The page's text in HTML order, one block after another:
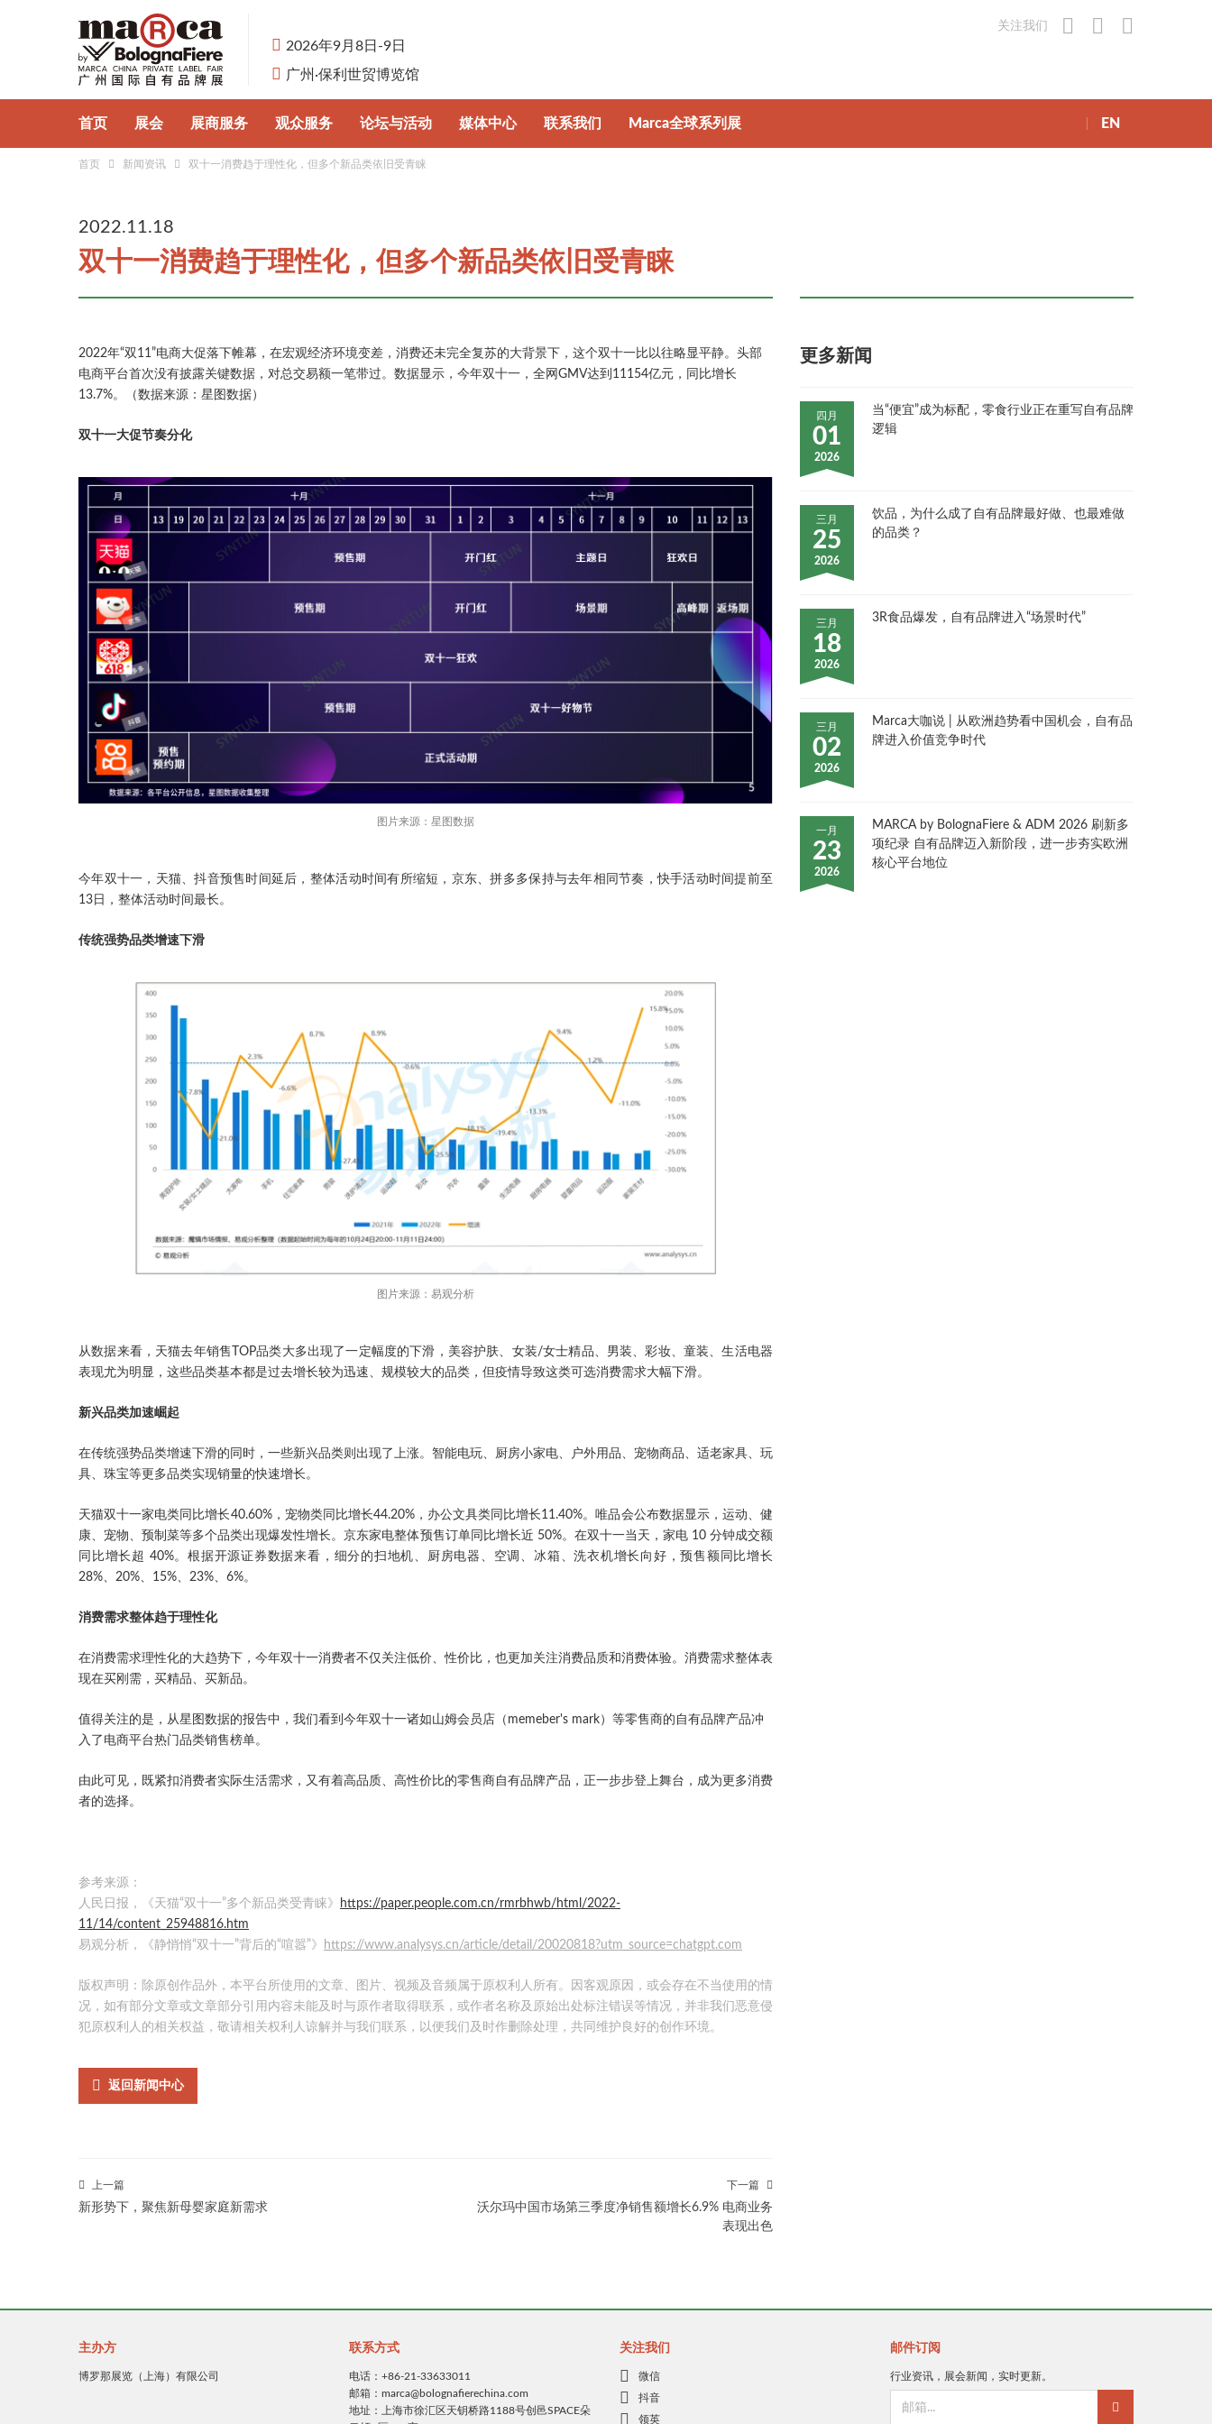
2026年9月8日-9日
广州·保利世贸博览馆
关注我们
首页 展会
展会概况
认识自有品牌
主办单位
展商服务
参展申请
为何参展
观众服务
观众预登记
展馆与交通
论坛与活动
行业论坛
媒体中心
下载中心
联系我们 Marca全球系列展 EN
首页 新闻资讯 双十一消费趋于理性化，但多个新品类依旧受青睐
2022.11.18
双十一消费趋于理性化，但多个新品类依旧受青睐
2022年“双11”电商大促落下帷幕，在宏观经济环境变差，消费还未完全复苏的大背景下，这个双十一比以往略显平静。头部
电商平台首次没有披露关键数据，对总交易额一笔带过。数据显示，今年双十一，全网GMV达到11154亿元，同比增长
13.7%。（数据来源：星图数据）
双十一大促节奏分化
图片来源：星图数据
今年双十一，天猫、抖音预售时间延后，整体活动时间有所缩短，京东、拼多多保持与去年相同节奏，快手活动时间提前至
13日，整体活动时间最长。
传统强势品类增速下滑
图片来源：易观分析
从数据来看，天猫去年销售TOP品类大多出现了一定幅度的下滑，美容护肤、女装/女士精品、男装、彩妆、童装、生活电器
表现尤为明显，这些品类基本都是过去增长较为迅速、规模较大的品类，但疫情导致这类可选消费需求大幅下滑。
新兴品类加速崛起
在传统强势品类增速下滑的同时，一些新兴品类则出现了上涨。智能电玩、厨房小家电、户外用品、宠物商品、适老家具、玩
具、珠宝等更多品类实现销量的快速增长。
天猫双十一家电类同比增长40.60%，宠物类同比增长44.20%，办公文具类同比增长11.40%。唯品会公布数据显示，运动、健
康、宠物、预制菜等多个品类出现爆发性增长。京东家电整体预售订单同比增长近 50%。在双十一当天，家电 10 分钟成交额
同比增长超 40%。根据开源证券数据来看，细分的扫地机、厨房电器、空调、冰箱、洗衣机增长向好，预售额同比增长
28%、20%、15%、23%、6%。
消费需求整体趋于理性化
在消费需求理性化的大趋势下，今年双十一消费者不仅关注低价、性价比，也更加关注消费品质和消费体验。消费需求整体表
现在买刚需，买精品、买新品。
值得关注的是，从星图数据的报告中，我们看到今年双十一诸如山姆会员店（memeber's mark）等零售商的自有品牌产品冲
入了电商平台热门品类销售榜单。
由此可见，既紧扣消费者实际生活需求，又有着高品质、高性价比的零售商自有品牌产品，正一步步登上舞台，成为更多消费
者的选择。
参考来源：
人民日报，《天猫“双十一”多个新品类受青睐》
https://paper.people.com.cn/rmrbhwb/html/2022-
11/14/content_25948816.htm
易观分析，《静悄悄“双十一”背后的“喧嚣”》
https://www.analysys.cn/article/detail/20020818?utm_source=chatgpt.com
版权声明：除原创作品外，本平台所使用的文章、图片、视频及音频属于原权利人所有。因客观原因，或会存在不当使用的情
况，如有部分文章或文章部分引用内容未能及时与原作者取得联系，或作者名称及原始出处标注错误等情况，并非我们恶意侵
犯原权利人的相关权益，敬请相关权利人谅解并与我们联系，以便我们及时作删除处理，共同维护良好的创作环境。
返回新闻中心
上一篇
新形势下，聚焦新母婴家庭新需求
下一篇
沃尔玛中国市场第三季度净销售额增长6.9% 电商业务
表现出色
更多新闻
四月
01
2026
当“便宜”成为标配，零食行业正在重写自有品牌
逻辑
三月
25
2026
饮品，为什么成了自有品牌最好做、也最难做
的品类？
三月
18
2026
3R食品爆发，自有品牌进入“场景时代”
三月
02
2026
Marca大咖说 | 从欧洲趋势看中国机会，自有品
牌进入价值竞争时代
一月
23
2026
MARCA by BolognaFiere & ADM 2026 刷新多
项纪录 自有品牌迈入新阶段，进一步夯实欧洲
核心平台地位
主办方
博罗那展览（上海）有限公司
联系方式
电话：+86-21-33633011
邮箱：marca@bolognafierechina.com
地址：上海市徐汇区天钥桥路1188号创邑SPACE朵
关注我们
微信
抖音
领英
邮件订阅
行业资讯，展会新闻，实时更新。